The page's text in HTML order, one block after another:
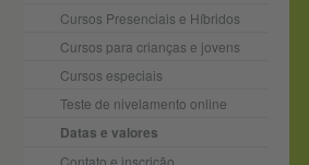
Cursos Presenciais e Híbridos
Cursos para crianças e jovens
Cursos especiais
Teste de nivelamento online
Datas e valores
Contato e inscrição